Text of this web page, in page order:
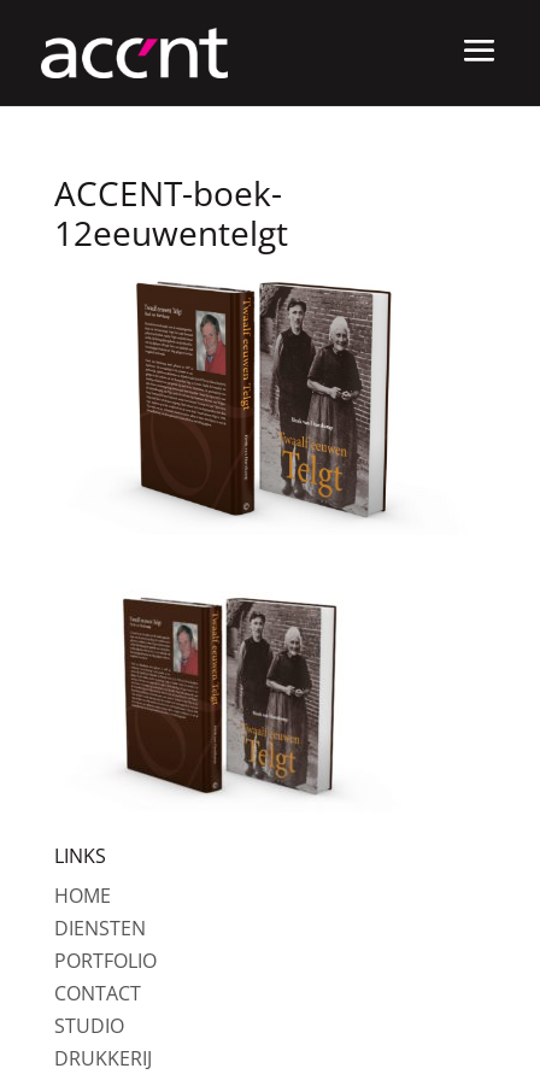
ACCENT-boek-
12eeuwentelgt
LINKS
HOME
DIENSTEN
PORTFOLIO
CONTACT
STUDIO
DRUKKERIJ